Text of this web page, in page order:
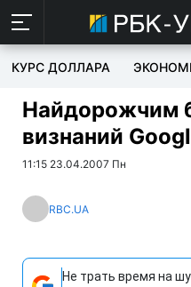
КУРС ДОЛЛАРА
Найдорожчим
визнаний
11:15 23.04.2007 Пн
RBC.UA
Не трать время на